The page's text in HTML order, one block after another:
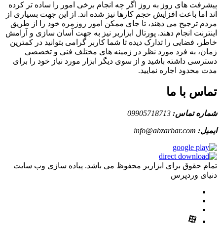
پیشرفت های روز به روز اگر چه انجام برخی امور را ساده تر کرده
اند اما باعث افزایش حجم کارها نیز شده اند. از این جهت بسیاری از
مردم ترجیح می دهند، تا جای ممکن امور روزمره خود را از طریق
اینترنت انجام دهند. پورتال ابزاربر نیز به جهت آسان سازی و آرامش
خاطر، فضایی را تدارک دیده تا شما کاربر گرامی بتوانید در کمترین
زمان، به فرد مورد نظر در زمینه های مختلف فنی و تخصصی
دسترسی داشته باشید و از سوی دیگر ابزار مورد نیاز خود را برای
مدت محدود اجاره نمایید.
تماس با ما
شماره تماس: 09905718713
ایمیل: info@abzarbar.com
تمام حقوق برای ابزاربر محفوظ می باشد. پیاده سازی وب سایت
دنیای وردپرس